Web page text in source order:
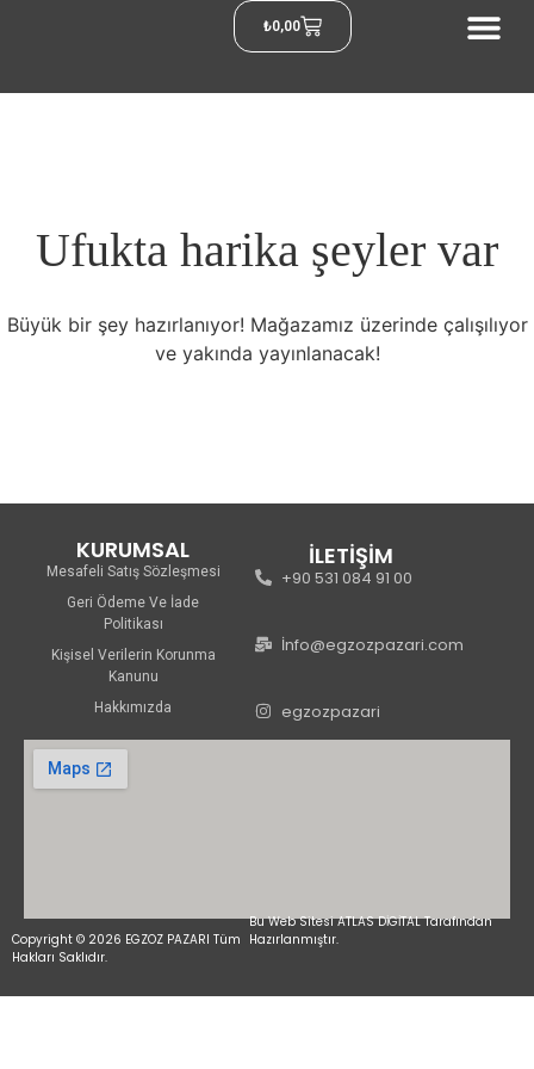
₺0,00
Ufukta harika şeyler var
Büyük bir şey hazırlanıyor! Mağazamız üzerinde çalışılıyor
ve yakında yayınlanacak!
KURUMSAL
Mesafeli Satış Sözleşmesi
Geri Ödeme Ve İade
Politikası
Kişisel Verilerin Korunma
Kanunu
Hakkımızda
İLETİŞİM
+90 531 084 91 00
İnfo@egzozpazari.com
egzozpazari
Copyright © 2026 EGZOZ PAZARI Tüm
Hakları Saklıdır.
Bu Web Sitesi ATLAS DİGİTAL Tarafından
Hazırlanmıştır.